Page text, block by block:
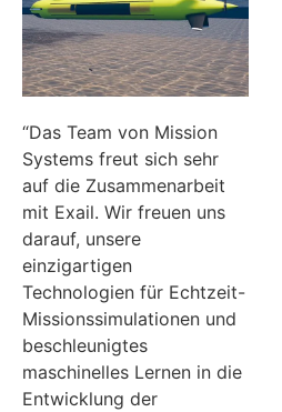
“Das Team von Mission
Systems freut sich sehr
auf die Zusammenarbeit
mit Exail. Wir freuen uns
darauf, unsere
einzigartigen
Technologien für Echtzeit-
Missionssimulationen und
beschleunigtes
maschinelles Lernen in die
Entwicklung der